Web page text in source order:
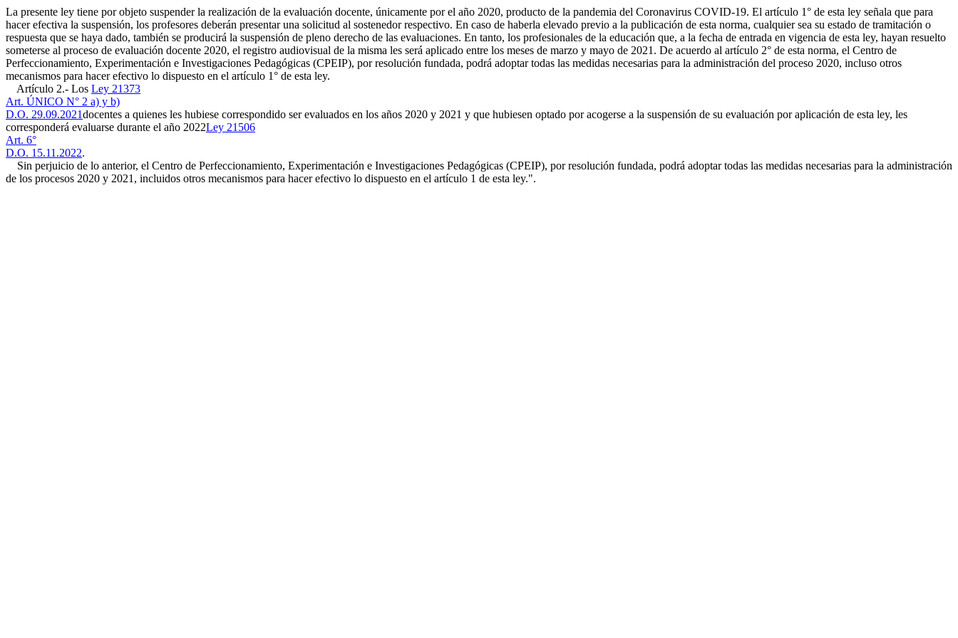
La presente ley tiene por objeto suspender la realización de la evaluación docente, únicamente por el año 2020, producto de la pandemia del Coronavirus COVID-19. El artículo 1° de esta ley señala que para
hacer efectiva la suspensión, los profesores deberán presentar una solicitud al sostenedor respectivo. En caso de haberla elevado previo a la publicación de esta norma, cualquier sea su estado de tramitación o
respuesta que se haya dado, también se producirá la suspensión de pleno derecho de las evaluaciones. En tanto, los profesionales de la educación que, a la fecha de entrada en vigencia de esta ley, hayan resuelto
someterse al proceso de evaluación docente 2020, el registro audiovisual de la misma les será aplicado entre los meses de marzo y mayo de 2021. De acuerdo al artículo 2° de esta norma, el Centro de
Perfeccionamiento, Experimentación e Investigaciones Pedagógicas (CPEIP), por resolución fundada, podrá adoptar todas las medidas necesarias para la administración del proceso 2020, incluso otros
mecanismos para hacer efectivo lo dispuesto en el artículo 1° de esta ley.
Artículo 2.- Los Ley 21373
Art. ÚNICO N° 2 a) y b)
D.O. 29.09.2021docentes a quienes les hubiese correspondido ser evaluados en los años 2020 y 2021 y que hubiesen optado por acogerse a la suspensión de su evaluación por aplicación de esta ley, les
corresponderá evaluarse durante el año 2022Ley 21506
Art. 6°
D.O. 15.11.2022.
Sin perjuicio de lo anterior, el Centro de Perfeccionamiento, Experimentación e Investigaciones Pedagógicas (CPEIP), por resolución fundada, podrá adoptar todas las medidas necesarias para la administración
de los procesos 2020 y 2021, incluidos otros mecanismos para hacer efectivo lo dispuesto en el artículo 1 de esta ley.".